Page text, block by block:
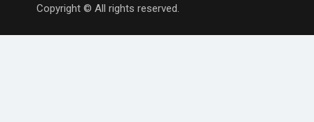
Copyright © All rights reserved.